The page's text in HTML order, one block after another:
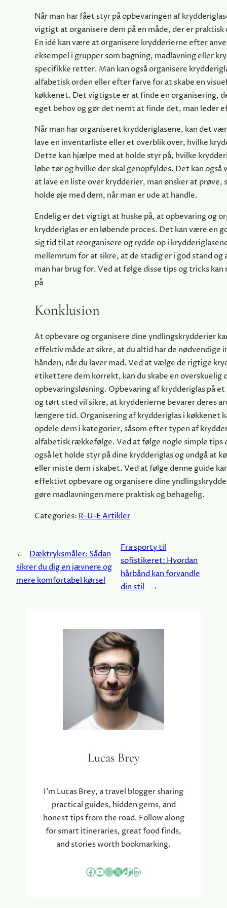
Når man har fået styr på opbevaringen af
vigtigt at organisere dem på en måde, der er praktisk
En idé kan være at organisere krydderierne efter
eksempel i grupper som bagning, madlavning eller
specifikke retter. Man kan også organisere
alfabetisk orden eller efter farve for at skabe en
køkkenet. Det vigtigste er at finde en organisering,
eget behov og gør det nemt at finde det, man leder
Når man har organiseret krydderiglasene, kan det
lave en inventarliste eller et overblik over, hvilke
Dette kan hjælpe med at holde styr på, hvilke
løbe tør og hvilke der skal genopfyldes. Det kan også
at lave en liste over krydderier, man ønsker at prøve,
holde øje med dem, når man er ude at handle.
Endelig er det vigtigt at huske på, at opbevaring og
krydderiglas er en løbende proces. Det kan være en
sig tid til at reorganisere og rydde op i
mellemrum for at sikre, at de stadig er i god stand og
man har brug for. Ved at følge disse tips og tricks kan
på
Konklusion
At opbevare og organisere dine yndlingskrydderier
effektiv måde at sikre, at du altid har de nødvendige
hånden, når du laver mad. Ved at vælge de rigtige
etikettere dem korrekt, kan du skabe en overskuelig
opbevaringsløsning. Opbevaring af krydderiglas på
og tørt sted vil sikre, at krydderierne bevarer deres
længere tid. Organisering af krydderiglas i køkkenet
opdele dem i kategorier, såsom efter typen af
alfabetisk rækkefølge. Ved at følge nogle simple tips
også let holde styr på dine krydderiglas og undgå at
eller miste dem i skabet. Ved at følge denne guide
effektivt opbevare og organisere dine
gøre madlavningen mere praktisk og behagelig.
Categories: R-U-E Artikler
←
Dæktryksmåler: Sådan
sikrer du dig en jævnere og
mere komfortabel kørsel
Fra sporty til
sofistikeret: Hvordan
hårbånd kan forvandle
din stil
→
Lucas Brey
I’m Lucas Brey, a travel blogger sharing
practical guides, hidden gems, and
honest tips from the road. Follow along
for smart itineraries, great food finds,
and stories worth bookmarking.
Facebook YouTube InstagramX TikTok LinkedIn